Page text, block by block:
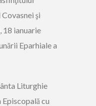
şi
18 ianuarie
Eparhiale a
Liturghie
cu